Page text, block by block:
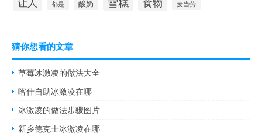
都是 酸奶 麦当劳
猜你想看的文章
草莓冰激凌的做法大全
喀什自助冰激凌在哪
冰激凌的做法步骤图片
新乡德克士冰激凌在哪